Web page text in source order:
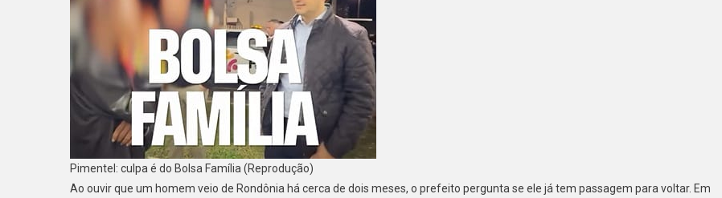
Pimentel: culpa é do Bolsa Família (Reprodução)
Ao ouvir que um homem veio de Rondônia há cerca de dois meses, o prefeito pergunta se ele já tem passagem para voltar. Em